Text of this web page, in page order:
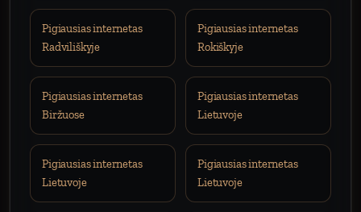
Pigiausias internetas
Radviliškyje
Pigiausias internetas
Rokiškyje
Pigiausias internetas
Biržuose
Pigiausias internetas
Lietuvoje
Pigiausias internetas
Lietuvoje
Pigiausias internetas
Lietuvoje